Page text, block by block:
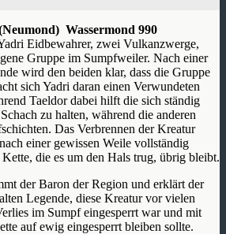
Wassermond 990
Eidbewahrer, zwei Vulkanzwerge,
Gruppe im Sumpfweiler. Nach einer
wird den beiden klar, dass die Gruppe
sich Yadri daran einen Verwundeten
Taeldor dabei hilft die sich ständig
zu halten, während die anderen
Das Verbrennen der Kreatur
einer gewissen Weile vollständig
die es um den Hals trug, übrig bleibt.
der Baron der Region und erklärt der
Legende, diese Kreatur vor vielen
im Sumpf eingesperrt war und mit
auf ewig eingesperrt bleiben sollte.